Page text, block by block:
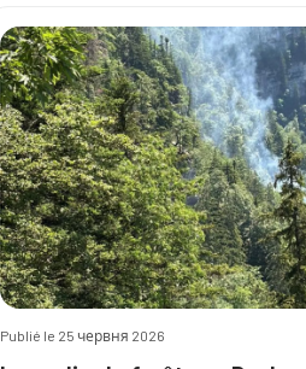
Publié le 25 червня 2026